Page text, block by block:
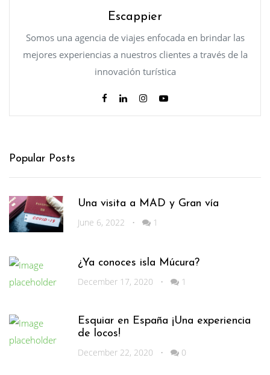
Escappier
Somos una agencia de viajes enfocada en brindar las
mejores experiencias a nuestros clientes a través de la
innovación turística
Popular Posts
Una visita a MAD y Gran vía
June 6, 2022
• 1
¿Ya conoces isla Múcura?
December 17, 2020
• 1
Esquiar en España ¡Una experiencia
de locos!
December 22, 2020
• 0